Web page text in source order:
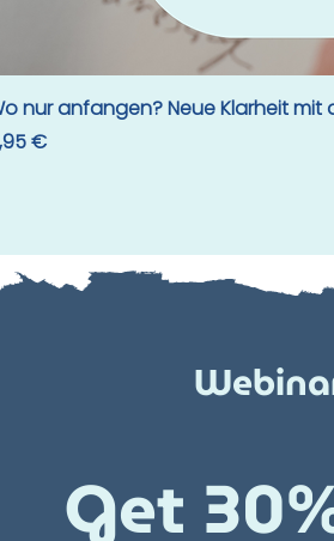
nur anfangen? Neue Klarheit mit
€
Get